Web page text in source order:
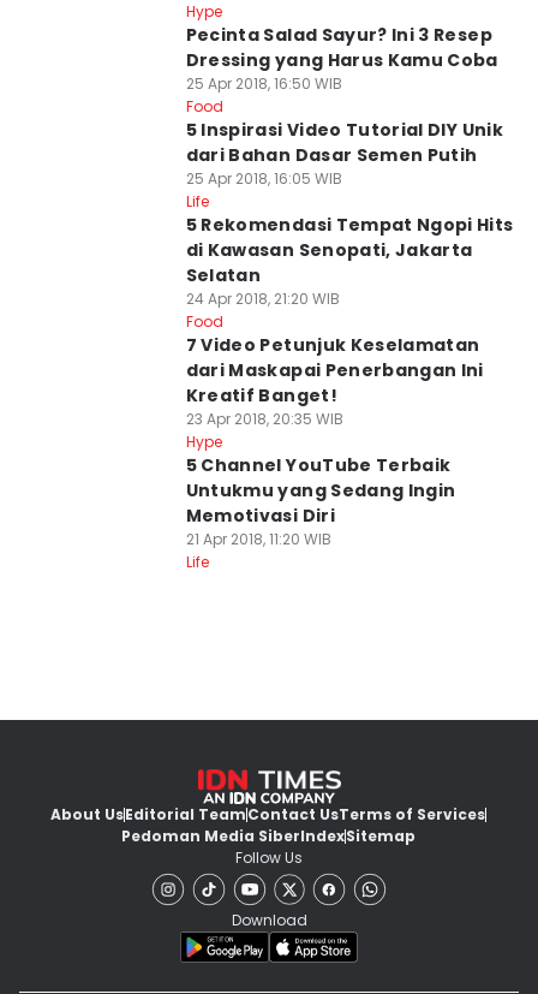
Hype
Pecinta Salad Sayur? Ini 3 Resep
Dressing yang Harus Kamu Coba
25 Apr 2018, 16:50 WIB
Food
5 Inspirasi Video Tutorial DIY Unik
dari Bahan Dasar Semen Putih
25 Apr 2018, 16:05 WIB
Life
5 Rekomendasi Tempat Ngopi Hits
di Kawasan Senopati, Jakarta
Selatan
24 Apr 2018, 21:20 WIB
Food
7 Video Petunjuk Keselamatan
dari Maskapai Penerbangan Ini
Kreatif Banget!
23 Apr 2018, 20:35 WIB
Hype
5 Channel YouTube Terbaik
Untukmu yang Sedang Ingin
Memotivasi Diri
21 Apr 2018, 11:20 WIB
Life
About UsEditorial TeamContact UsTerms of Services
Pedoman Media SiberIndexSitemap
Follow Us
Download